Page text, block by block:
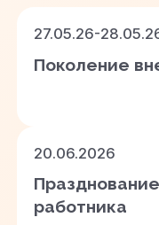
27.05.26-
Поколение
20.06.2026
работника